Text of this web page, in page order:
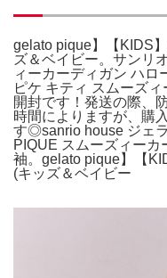
gelato pique】【KIDS
ズ＆ベイビー。サンリ
ィーカーディガン ハ
ピケ キティ スムーズ
開封です！発送の際、
時間によりますが、購
す◎sanrio house ジェ
PIQUE スムーズィーカ
袖。gelato pique】【
(キッズ＆ベイビー